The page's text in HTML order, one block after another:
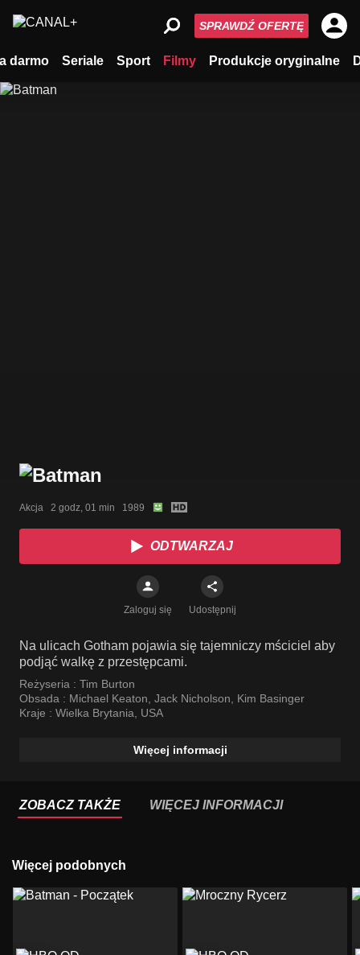
darmo Seriale Sport Filmy Produkcje oryginalne
SPRAWDŹ OFERTĘ
Akcja   2 godz, 01 min   1989
ODTWARZAJ
Zaloguj się Udostępnij
Na ulicach Gotham pojawia się tajemniczy mściciel aby
podjąć walkę z przestępcami.
Reżyseria : Tim Burton
Obsada : Michael Keaton, Jack Nicholson, Kim Basinger
Kraje : Wielka Brytania, USA
Więcej informacji
ZOBACZ TAKŻE WIĘCEJ INFORMACJI
Więcej podobnych